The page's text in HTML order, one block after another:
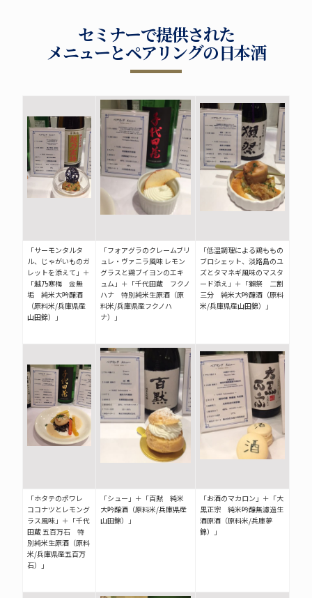
セミナーで提供された
メニューとペアリングの日本酒
「サーモンタルタ
ル、じゃがいものガ
レットを添えて」＋
「越乃寒梅 金無
垢 純米大吟醸酒
（原料米/兵庫県産
山田錦）」
「フォアグラのクレームブリ
ュレ・ヴァニラ風味 レモン
グラスと鶏ブイヨンのエキ
ュム」＋「千代田蔵 フクノ
ハナ 特別純米生原酒（原
料米/兵庫県産フクノハ
ナ）」
「低温調理による鶏ももの
ブロシェット、淡路島のユ
ズとタマネギ風味のマスタ
ード添え」＋「獺祭 二割
三分 純米大吟醸酒（原料
米/兵庫県産山田錦）」
「ホタテのポワレ
ココナツとレモング
ラス風味」＋「千代
田蔵 五百万石 特
別純米生原酒（原料
米/兵庫県産五百万
石）」
「シュー」＋「百黙 純米
大吟醸酒（原料米/兵庫県産
山田錦）」
「お酒のマカロン」＋「大
黒正宗 純米吟醸無濾過生
酒原酒（原料米/兵庫夢
錦）」